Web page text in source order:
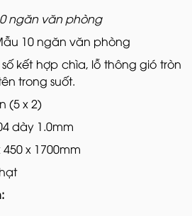
ngăn văn phòng
10 ngăn văn phòng
kết hợp chìa, lỗ thông gió tròn
trong suốt.
(5 x 2)
dày 1.0mm
450 x 1700mm